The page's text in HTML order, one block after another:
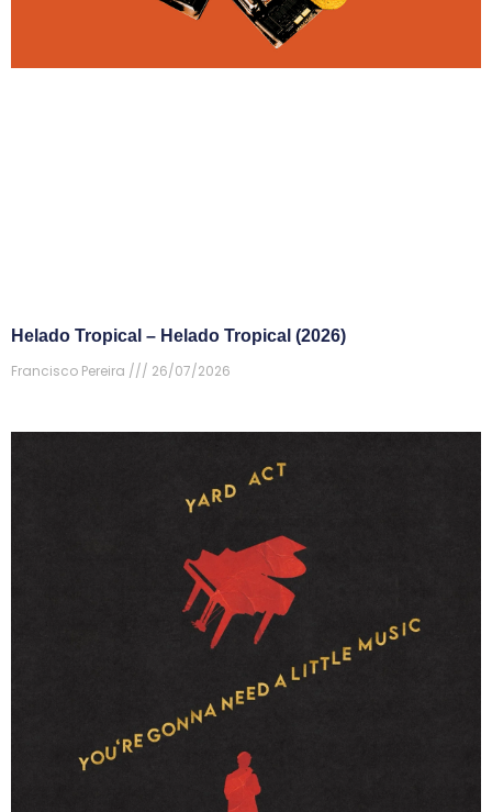
Helado Tropical – Helado Tropical (2026)
Francisco Pereira
26/07/2026